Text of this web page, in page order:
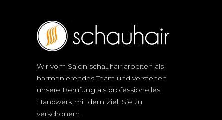
Wir vom Salon schauhair arbeiten als
harmonierendes Team und verstehen
unsere Berufung als professionelles
Handwerk mit dem Ziel, Sie zu
verschönern.